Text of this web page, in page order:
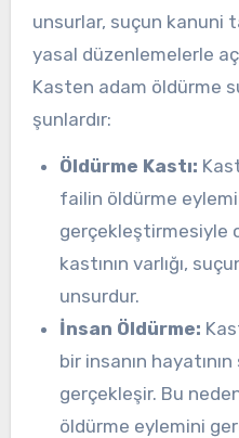
unsurlar, suçun kanuni
yasal düzenlemelerle
Kasten adam öldürme
şunlardır:
Öldürme Kastı:
failin öldürme
gerçekleştirmesiyle
kastının varlığı,
unsurdur.
İnsan Öldürme:
bir insanın
gerçekleşir. Bu
öldürme eylemini